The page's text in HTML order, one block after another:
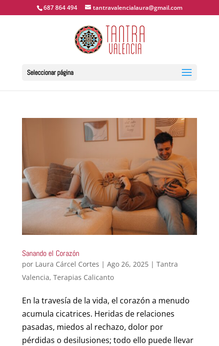
687 864 494 tantravalencialaura@gmail.com
Seleccionar página
Sanando el Corazón
por Laura Cárcel Cortes | Ago 26, 2025| Tantra
Valencia, Terapias Calicanto
En la travesía de la vida, el corazón a menudo
acumula cicatrices. Heridas de relaciones
pasadas, miedos al rechazo, dolor por
pérdidas o desilusiones; todo ello puede llevar